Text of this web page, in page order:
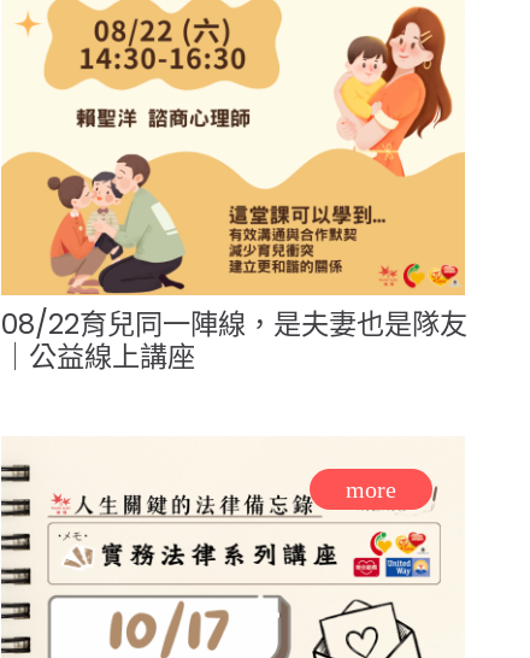
08/22育兒同一陣線，是夫妻也是隊友
｜公益線上講座